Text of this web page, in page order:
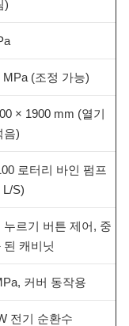
)
MPa (조정 가능)
× 1900 mm (열기
음)
로터리 바인 펌프
L/S)
누르기 버튼 제어, 중
된 캐비닛
커버 동작용
전기 순환수